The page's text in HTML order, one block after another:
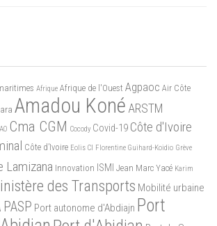
Afrique Afrique de l'Ouest Agpaoc Air Côte
Amadou Koné ARSTM
Cma CGM Cocody Covid-19 Côte d'Ivoire
Côte d’Ivoire Eolis CI Florentine Guihard-Koidio Grève
Lamizana Innovation ISMI Jean Marc Yacé Karim
des Transports Mobilité urbaine
PASP Port autonome d'Abdiajn Port